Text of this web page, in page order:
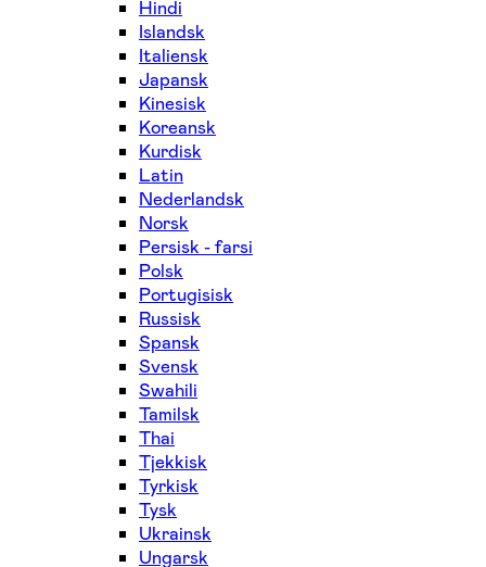
Hindi
Islandsk
Italiensk
Japansk
Kinesisk
Koreansk
Kurdisk
Latin
Nederlandsk
Norsk
Persisk - farsi
Polsk
Portugisisk
Russisk
Spansk
Svensk
Swahili
Tamilsk
Thai
Tjekkisk
Tyrkisk
Tysk
Ukrainsk
Ungarsk